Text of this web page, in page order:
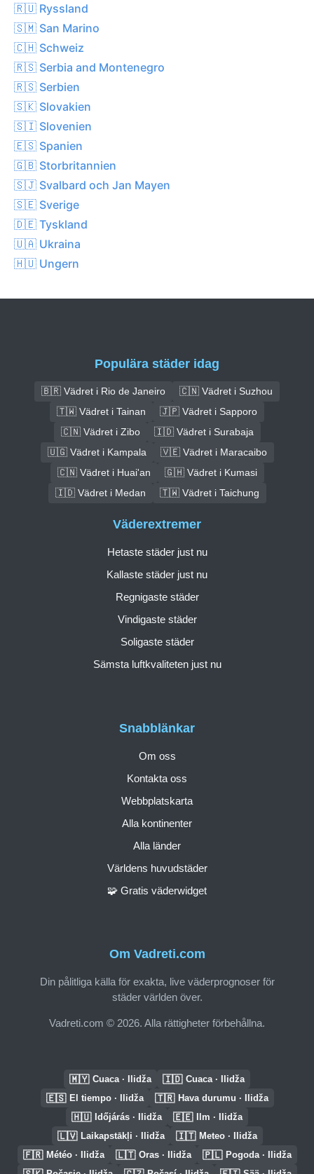
🇷🇺 Ryssland
🇸🇲 San Marino
🇨🇭 Schweiz
🇷🇸 Serbia and Montenegro
🇷🇸 Serbien
🇸🇰 Slovakien
🇸🇮 Slovenien
🇪🇸 Spanien
🇬🇧 Storbritannien
🇸🇯 Svalbard och Jan Mayen
🇸🇪 Sverige
🇩🇪 Tyskland
🇺🇦 Ukraina
🇭🇺 Ungern
Populära städer idag
🇧🇷 Vädret i Rio de Janeiro
🇨🇳 Vädret i Suzhou
🇹🇼 Vädret i Tainan
🇯🇵 Vädret i Sapporo
🇨🇳 Vädret i Zibo
🇮🇩 Vädret i Surabaja
🇺🇬 Vädret i Kampala
🇻🇪 Vädret i Maracaibo
🇨🇳 Vädret i Huai'an
🇬🇭 Vädret i Kumasi
🇮🇩 Vädret i Medan
🇹🇼 Vädret i Taichung
Om Vadreti.com
Din pålitliga källa för exakta, live väderprognoser för
städer världen över.
Vadreti.com © 2026. Alla rättigheter förbehållna.
Snabblänkar
Om oss
Kontakta oss
Webbplatskarta
Alla kontinenter
Alla länder
Världens huvudstäder
🧩 Gratis väderwidget
Väderextremer
Hetaste städer just nu
Kallaste städer just nu
Regnigaste städer
Vindigaste städer
Soligaste städer
Sämsta luftkvaliteten just nu
🇲🇾 Cuaca · Ilidža 🇮🇩 Cuaca · Ilidža
🇪🇸 El tiempo · Ilidža 🇹🇷 Hava durumu · Ilidža
🇭🇺 Időjárás · Ilidža 🇪🇪 Ilm · Ilidža
🇱🇻 Laikapstākļi · Ilidža 🇮🇹 Meteo · Ilidža
🇫🇷 Météo · Ilidža 🇱🇹 Oras · Ilidža 🇵🇱 Pogoda · Ilidža